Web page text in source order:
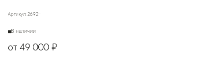
Артикул: 2692-
В наличии
от 49 000 ₽